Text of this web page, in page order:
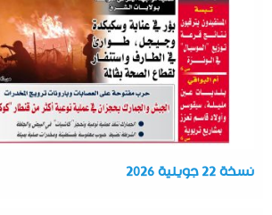
نسخة 22 جويلية 2026